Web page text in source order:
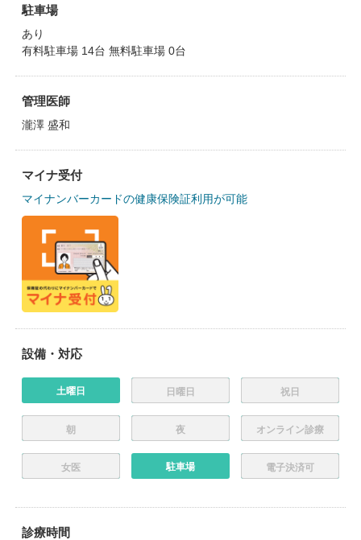
駐車場
あり
有料駐車場 14台 無料駐車場 0台
管理医師
瀧澤 盛和
マイナ受付
マイナンバーカードの健康保険証利用が可能
設備・対応
土曜日 日曜日 祝日
朝 夜 オンライン診療
女医 駐車場 電子決済可
診療時間